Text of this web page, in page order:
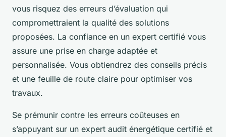
vous risquez des erreurs d’évaluation qui
compromettraient la qualité des solutions
proposées. La confiance en un expert certifié vous
assure une prise en charge adaptée et
personnalisée. Vous obtiendrez des conseils précis
et une feuille de route claire pour optimiser vos
travaux.
Se prémunir contre les erreurs coûteuses en
s’appuyant sur un expert audit énergétique certifié et